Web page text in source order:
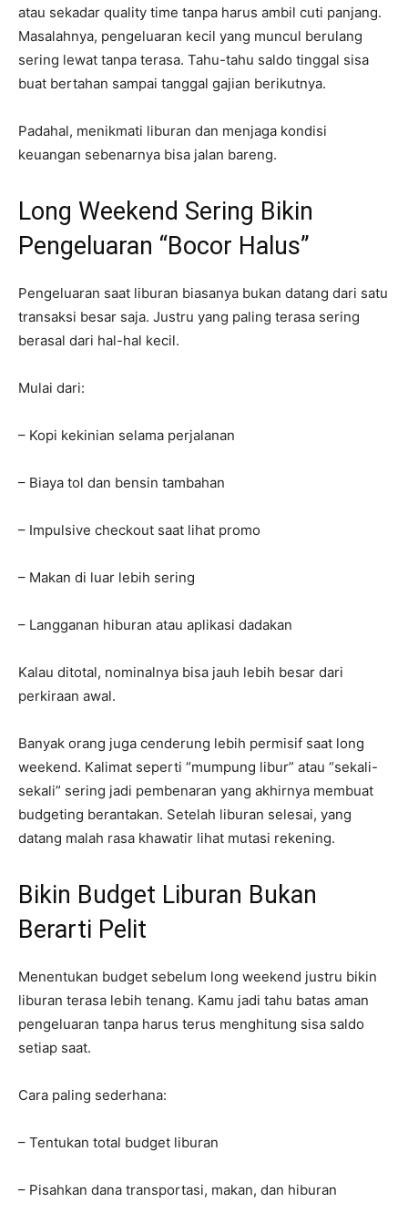
atau sekadar quality time tanpa harus ambil cuti panjang.
Masalahnya, pengeluaran kecil yang muncul berulang
sering lewat tanpa terasa. Tahu-tahu saldo tinggal sisa
buat bertahan sampai tanggal gajian berikutnya.
Padahal, menikmati liburan dan menjaga kondisi
keuangan sebenarnya bisa jalan bareng.
Long Weekend Sering Bikin
Pengeluaran “Bocor Halus”
Pengeluaran saat liburan biasanya bukan datang dari satu
transaksi besar saja. Justru yang paling terasa sering
berasal dari hal-hal kecil.
Mulai dari:
– Kopi kekinian selama perjalanan
– Biaya tol dan bensin tambahan
– Impulsive checkout saat lihat promo
– Makan di luar lebih sering
– Langganan hiburan atau aplikasi dadakan
Kalau ditotal, nominalnya bisa jauh lebih besar dari
perkiraan awal.
Banyak orang juga cenderung lebih permisif saat long
weekend. Kalimat seperti “mumpung libur” atau “sekali-
sekali” sering jadi pembenaran yang akhirnya membuat
budgeting berantakan. Setelah liburan selesai, yang
datang malah rasa khawatir lihat mutasi rekening.
Bikin Budget Liburan Bukan
Berarti Pelit
Menentukan budget sebelum long weekend justru bikin
liburan terasa lebih tenang. Kamu jadi tahu batas aman
pengeluaran tanpa harus terus menghitung sisa saldo
setiap saat.
Cara paling sederhana:
– Tentukan total budget liburan
– Pisahkan dana transportasi, makan, dan hiburan